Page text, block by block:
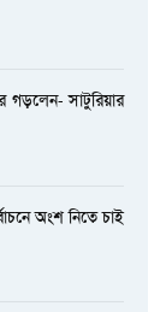
গড়লেন- সাটুরিয়ার
অংশ নিতে চাই